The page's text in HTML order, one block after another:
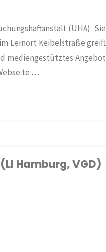
(UHA). Sie
Lernort Keibelstraße greift
mediengestütztes Angebot
…
Hamburg, VGD)